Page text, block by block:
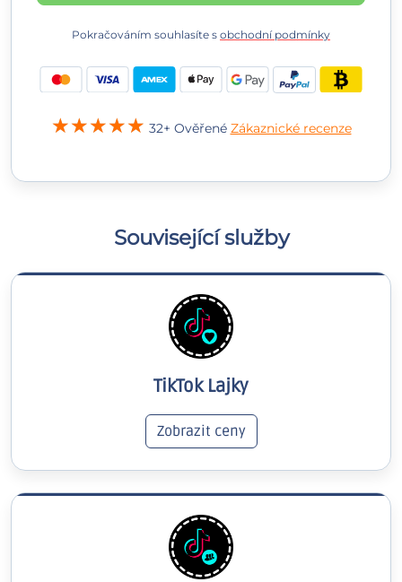
Pokračováním souhlasíte s obchodní podmínky
32+ Ověřené Zákaznické recenze
Související služby
TikTok Lajky
Zobrazit ceny